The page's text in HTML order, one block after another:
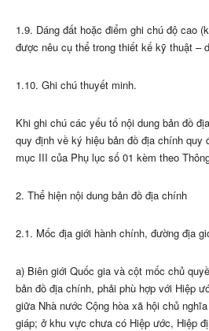
1.9. Dáng đất hoặc điểm ghi chú độ cao
được nêu cụ thể trong thiết kế kỹ thuật –
1.10. Ghi chú thuyết minh.
Khi ghi chú các yếu tố nội dung bản đồ
quy định về ký hiệu bản đồ địa chính quy
mục III của Phụ lục số 01 kèm theo
2. Thể hiện nội dung bản đồ địa chính
2.1. Mốc địa giới hành chính, đường địa
a) Biên giới Quốc gia và cột mốc chủ
bản đồ địa chính, phải phù hợp với Hiệp
giữa Nhà nước Cộng hòa xã hội chủ
giáp; ở khu vực chưa có Hiệp ước, Hiệp